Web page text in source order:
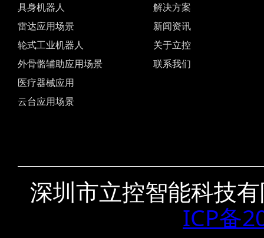
具身机器人
雷达应用场景
轮式工业机器人
外骨骼辅助应用场景
医疗器械应用
云台应用场景
解决方案
新闻资讯
关于立控
联系我们
深圳市立控智能科技
ICP备